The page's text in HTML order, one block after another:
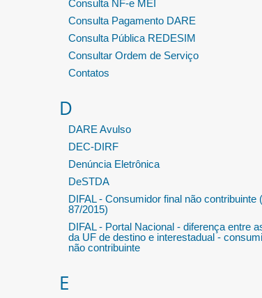
Consulta NF-e MEI
Consulta Pagamento DARE
Consulta Pública REDESIM
Consultar Ordem de Serviço
Contatos
D
DARE Avulso
DEC-DIRF
Denúncia Eletrônica
DeSTDA
DIFAL - Consumidor final não contribuinte
87/2015)
DIFAL - Portal Nacional - diferença entre
da UF de destino e interestadual -
não contribuinte
E